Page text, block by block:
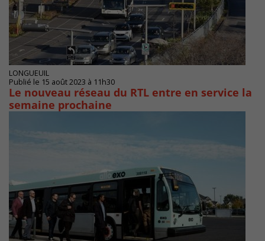
LONGUEUIL
Publié le 15 août 2023 à 11h30
Le nouveau réseau du RTL entre en service la
semaine prochaine